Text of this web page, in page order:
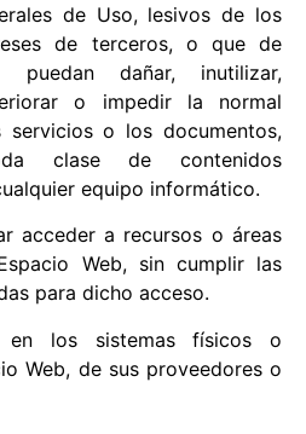
de Uso, lesivos de los
de terceros, o que de
puedan dañar, inutilizar,
o impedir la normal
o los documentos,
clase de contenidos
equipo informático.
acceder a recursos o áreas
Web, sin cumplir las
para dicho acceso.
en los sistemas físicos o
Web, de sus proveedores o